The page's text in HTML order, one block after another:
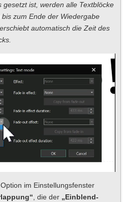
gesetzt ist, werden alle Textblöcke
zum Ende der Wiedergabe
automatisch die Zeit des
im Einstellungsfenster
, die der „Einblend-